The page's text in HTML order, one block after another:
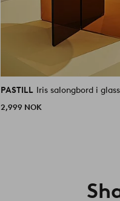
PASTILL Iris salongbord i
2,999 NOK